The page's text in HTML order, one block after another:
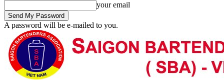
your email
A password will be e-mailed to you.